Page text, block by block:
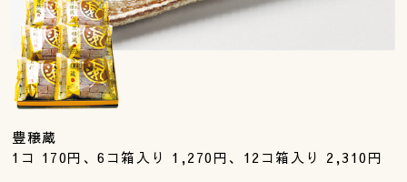
豊穣蔵
1コ 170円、6コ箱入り 1,270円、12コ箱入り 2,310円